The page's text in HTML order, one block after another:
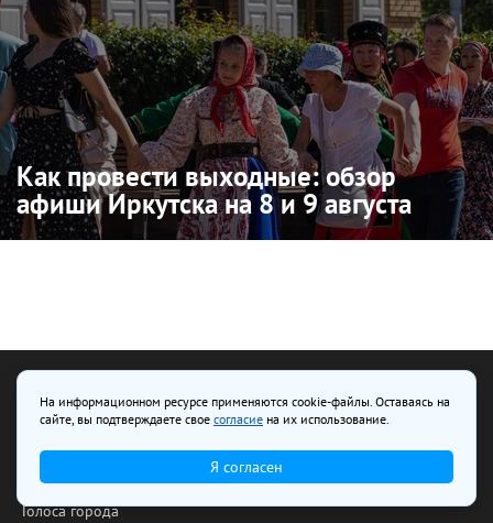
Как провести выходные: обзор
афиши Иркутска на 8 и 9 августа
Гид по сибирской кухне
Карта катков
Голоса города
На информационном ресурсе применяются cookie-файлы. Оставаясь на
сайте, вы подтверждаете свое согласие на их использование.
Я согласен